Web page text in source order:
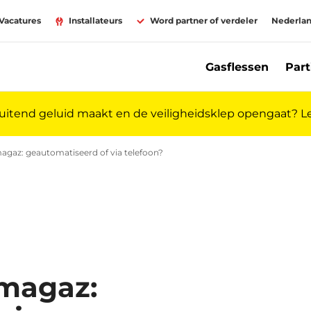
Installateurs Word partner of verdeler
Gasflessen
geluid maakt en de veiligheidsklep opengaat?
| Primagaz
geautomatiseerd of via telefoon?